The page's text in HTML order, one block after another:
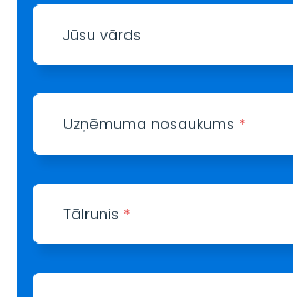
Jūsu vārds
Uzņēmuma nosaukums *
Tālrunis *